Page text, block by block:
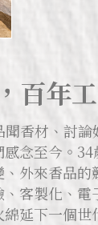
百年
香材、討
念至今。
外來香品
客製化、
延下一個世